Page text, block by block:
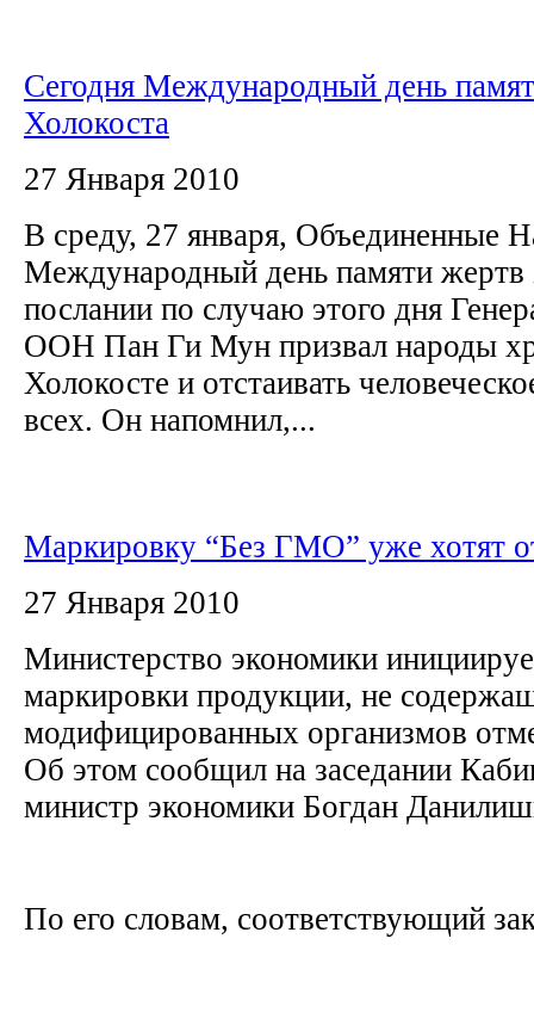
Сегодня Международный день
Холокоста
27 Января 2010
В среду, 27 января, Объединенные
Международный день памяти жертв
послании по случаю этого дня
ООН Пан Ги Мун призвал народы
Холокосте и отстаивать
всех. Он напомнил,...
Маркировку “Без ГМО” уже хотят
27 Января 2010
Министерство экономики
маркировки продукции, не
модифицированных организмов
Об этом сообщил на заседании
министр экономики Богдан
По его словам, соответствующий